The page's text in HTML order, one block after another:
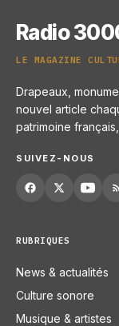
Radio
LE MAGAZINE
Drapeaux,
nouvel article
patrimoine
SUIVEZ-NOUS
RUBRIQUES
News & actualités
Culture sonore
Musique & artistes